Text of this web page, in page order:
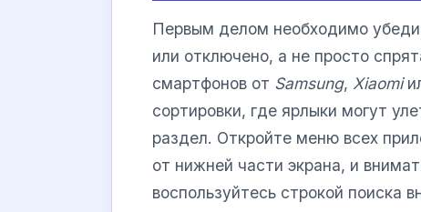
Первым делом необходимо
или отключено, а не просто
смартфонов от Samsung, Xiaomi
сортировки, где ярлыки могут
раздел. Откройте меню всех
от нижней части экрана, и
воспользуйтесь строкой поиска